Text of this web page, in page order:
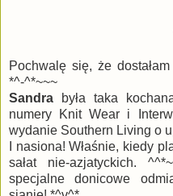
Pochwalę się, że
*^-^*~~~
Sandra była taka
numery Knit Wear i
wydanie Southern Living o
I nasiona! Właśnie, kiedy
sałat nie-azjatyckich.
specjalne donicowe